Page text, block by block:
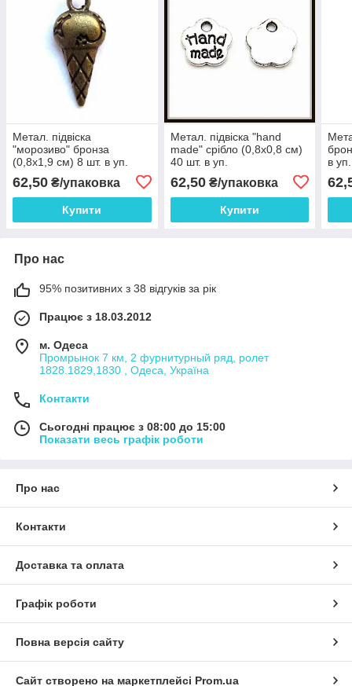
Метал. підвіска
"морозиво" бронза
(0,8х1,9 см) 8 шт. в уп.
62,50 ₴/упаковка
Купити
Метал. підвіска "hand
made" срібло (0,8х0,8 см)
40 шт. в уп.
62,50₴/упаковка
Купити
в уп.
Про нас
95% позитивних з 38 відгуків за рік
Працює з 18.03.2012
м. Одеса
Промрынок 7 км, 2 фурнитурный ряд, ролет
1828.1829,1830 , Одеса, Україна
Контакти
Сьогодні працює з 08:00 до 15:00
Показати весь графік роботи
Про нас
Контакти
Доставка та оплата
Графік роботи
Повна версія сайту
Сайт створено на маркетплейсі Prom.ua